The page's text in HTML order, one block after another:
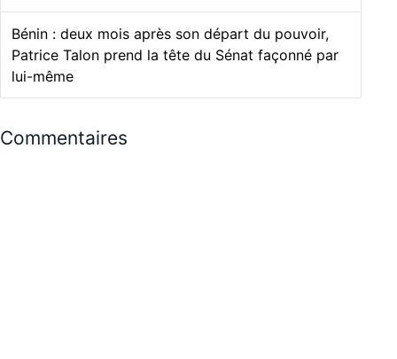
Bénin : deux mois après son départ du pouvoir,
Patrice Talon prend la tête du Sénat façonné par
lui-même
Commentaires